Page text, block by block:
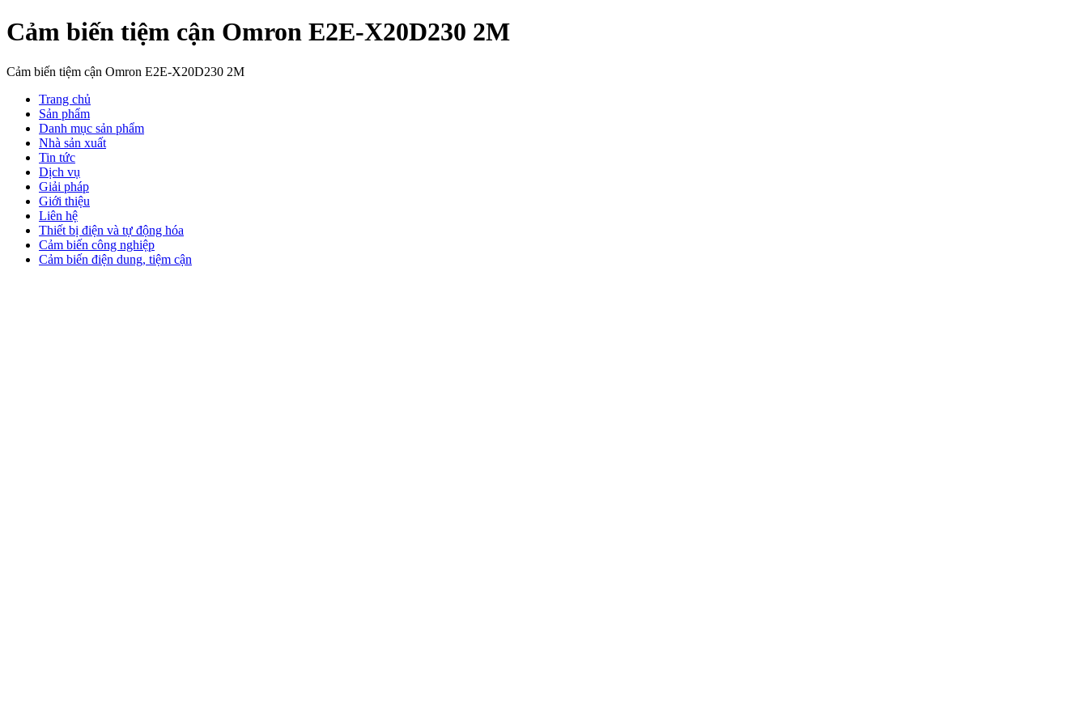
Cảm biến tiệm cận Omron E2E-X20D230 2M
Cảm biến tiệm cận Omron E2E-X20D230 2M
Trang chủ
Sản phẩm
Danh mục sản phẩm
Nhà sản xuất
Tin tức
Dịch vụ
Giải pháp
Giới thiệu
Liên hệ
Thiết bị điện và tự động hóa
Cảm biến công nghiệp
Cảm biến điện dung, tiệm cận